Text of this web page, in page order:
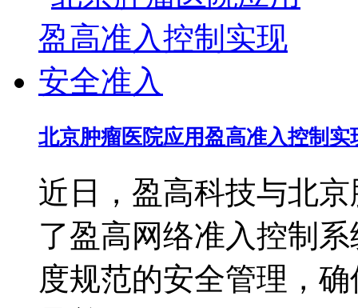
北京肿瘤医院应用盈高准入控制实
近日，盈高科技与北
了盈高网络准入控制
度规范的安全管理，